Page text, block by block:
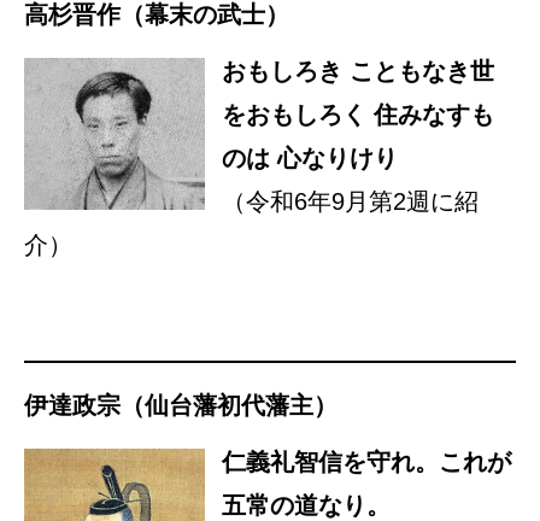
高杉晋作（幕末の武士）
おもしろき こともなき世
をおもしろく 住みなすも
のは 心なりけり
（令和6年9月第2週に紹
介）
伊達政宗（仙台藩初代藩主）
仁義礼智信を守れ。これが
五常の道なり。